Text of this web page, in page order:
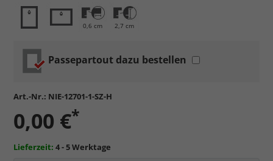
0,6 cm 2,7 cm
Passepartout dazu bestellen
Art.-Nr.: NIE-12701-1-SZ-H
0,00 €*
Lieferzeit: 4 - 5 Werktage